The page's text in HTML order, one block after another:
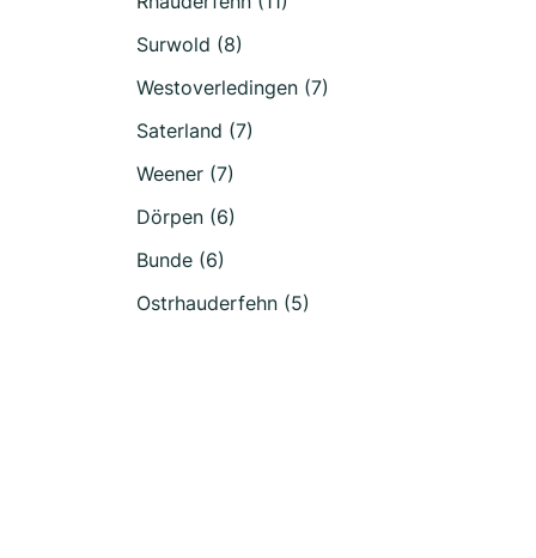
Surwold (8)
Westoverledingen (7)
Saterland (7)
Weener (7)
Dörpen (6)
Bunde (6)
Ostrhauderfehn (5)